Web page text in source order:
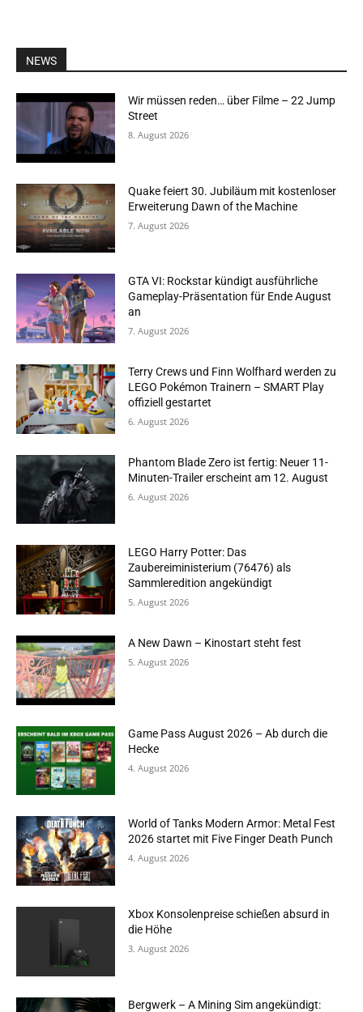
NEWS
Wir müssen reden… über Filme – 22 Jump
Street
8. August 2026
Quake feiert 30. Jubiläum mit kostenloser
Erweiterung Dawn of the Machine
7. August 2026
GTA VI: Rockstar kündigt ausführliche
Gameplay-Präsentation für Ende August
an
7. August 2026
Terry Crews und Finn Wolfhard werden zu
LEGO Pokémon Trainern – SMART Play
offiziell gestartet
6. August 2026
Phantom Blade Zero ist fertig: Neuer 11-
Minuten-Trailer erscheint am 12. August
6. August 2026
LEGO Harry Potter: Das
Zaubereiministerium (76476) als
Sammleredition angekündigt
5. August 2026
A New Dawn – Kinostart steht fest
5. August 2026
Game Pass August 2026 – Ab durch die
Hecke
4. August 2026
World of Tanks Modern Armor: Metal Fest
2026 startet mit Five Finger Death Punch
4. August 2026
Xbox Konsolenpreise schießen absurd in
die Höhe
3. August 2026
Bergwerk – A Mining Sim angekündigt: